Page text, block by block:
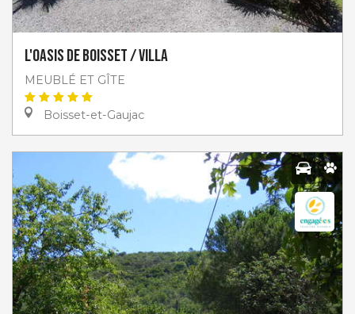
L'Oasis de Boisset / Villa
MEUBLÉ ET GÎTE
Boisset-et-Gaujac